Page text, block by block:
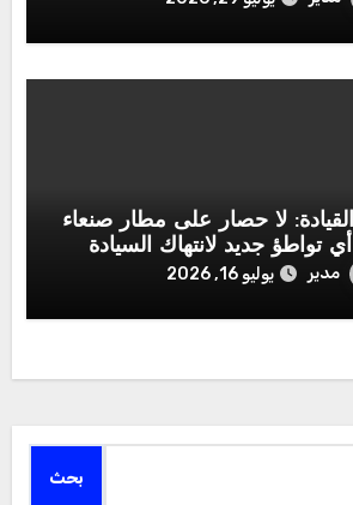
لا حصار على مطار صنعاء
تواطؤ جديد لانتهاك السيادة
مدير يوليو 16, 2026